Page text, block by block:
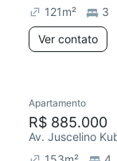
121m² 3
Ver contato
Apartamento
R$ 885.000
Av. Juscelino